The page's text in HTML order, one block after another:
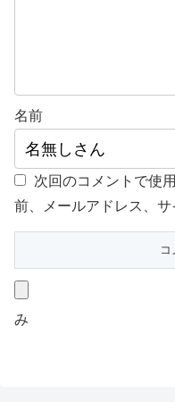
名前
次回のコメントで使
前、メールアドレス、サ
み